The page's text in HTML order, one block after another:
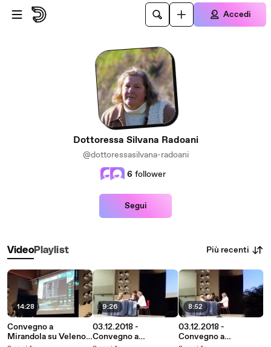
Passa al contenuto principale
Accedi
Dottoressa Silvana Radoani
@dottoressasilvana-radoani
6 follower
Segui
VideoPlaylist Più recenti
14:28
Convegno a
Mirandola su Veleno -
9:26
03.12.2018 -
Convegno a
8:52
03.12.2018 -
Convegno a